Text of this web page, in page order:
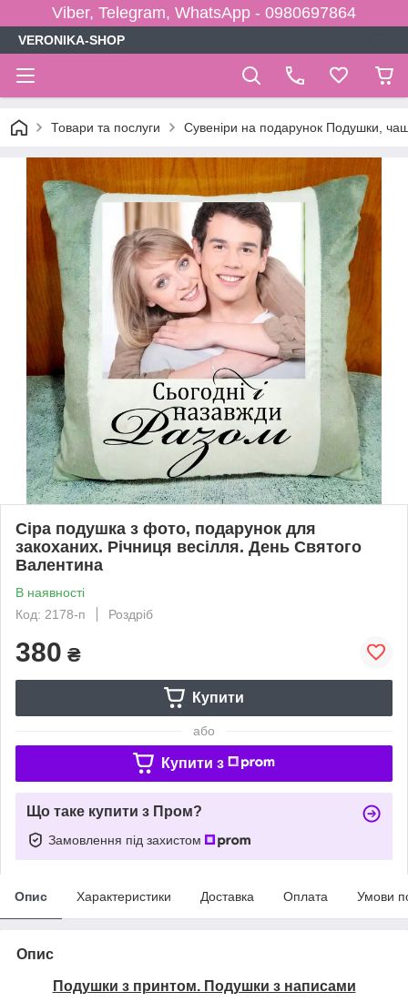
Viber, Telegram, WhatsApp - 0980697864
VERONIKA-SHOP
Товари та послуги Сувеніри на подарунок Подушки,
Сіра подушка з фото, подарунок для
закоханих. Річниця весілля. День Святого
Валентина
В наявності
Код: 2178-п
Роздріб
380 ₴
Купити
або
Купити з
Що таке купити з Пром?
Замовлення під захистом
Опис Характеристики Доставка Оплата Умови
Опис
Подушки з принтом. Подушки з написами